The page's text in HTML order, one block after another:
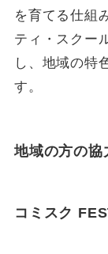
を育てる仕組
ティ・スクー
し、地域の特
す。
地域の方の協
コミスク